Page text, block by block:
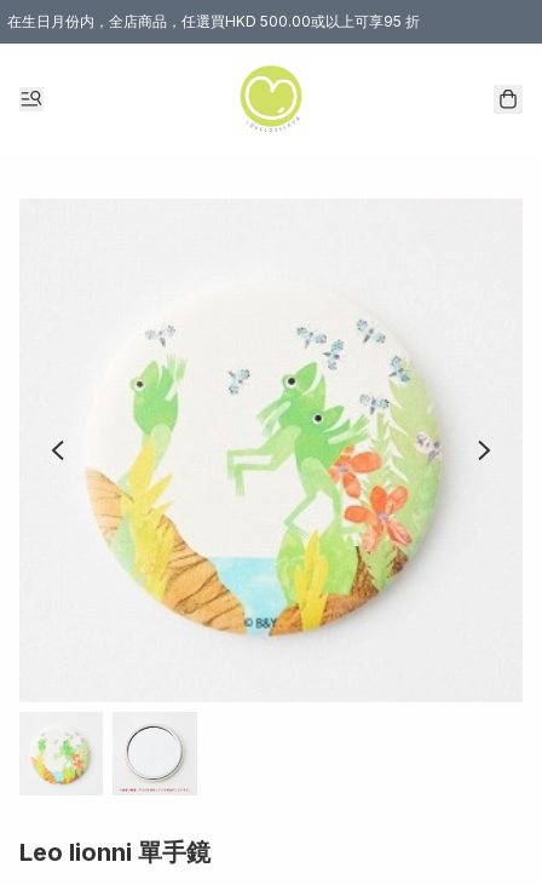
在生日月份内，全店商品，任選買HKD 500.00或以上可享95 折
Leo lionni 單手鏡